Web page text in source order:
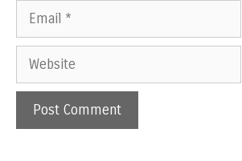
Email
Website